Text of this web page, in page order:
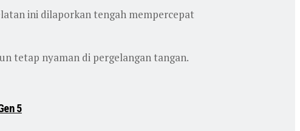
ini dilaporkan tengah mempercepat
tetap nyaman di pergelangan tangan.
5